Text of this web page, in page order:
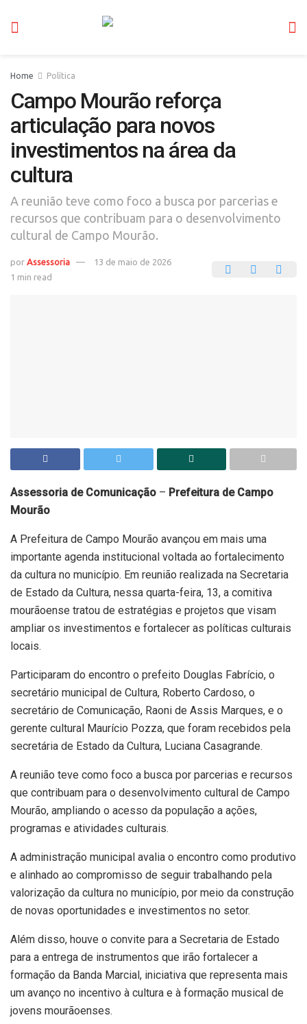
Home Política
Campo Mourão reforça
articulação para novos
investimentos na área da
cultura
A reunião teve como foco a busca por parcerias e
recursos que contribuam para o desenvolvimento
cultural de Campo Mourão.
por Assessoria
13 de maio de 2026
1 min read
Assessoria de Comunicação – Prefeitura de Campo
Mourão
A Prefeitura de Campo Mourão avançou em mais uma
importante agenda institucional voltada ao fortalecimento
da cultura no município. Em reunião realizada na Secretaria
de Estado da Cultura, nessa quarta-feira, 13, a comitiva
mourãoense tratou de estratégias e projetos que visam
ampliar os investimentos e fortalecer as políticas culturais
locais.
Participaram do encontro o prefeito Douglas Fabrício, o
secretário municipal de Cultura, Roberto Cardoso, o
secretário de Comunicação, Raoni de Assis Marques, e o
gerente cultural Maurício Pozza, que foram recebidos pela
secretária de Estado da Cultura, Luciana Casagrande.
A reunião teve como foco a busca por parcerias e recursos
que contribuam para o desenvolvimento cultural de Campo
Mourão, ampliando o acesso da população a ações,
programas e atividades culturais.
A administração municipal avalia o encontro como produtivo
e alinhado ao compromisso de seguir trabalhando pela
valorização da cultura no município, por meio da construção
de novas oportunidades e investimentos no setor.
Além disso, houve o convite para a Secretaria de Estado
para a entrega de instrumentos que irão fortalecer a
formação da Banda Marcial, iniciativa que representa mais
um avanço no incentivo à cultura e à formação musical de
jovens mourãoenses.